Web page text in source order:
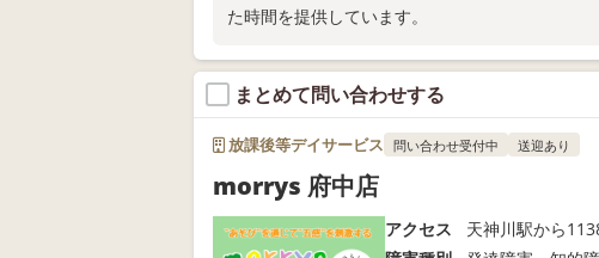
た時間を提供しています。
まとめて問い合わせする
放課後等デイサービス 問い合わせ受付中 送迎あり
morrys 府中店
アクセス
天神川駅から